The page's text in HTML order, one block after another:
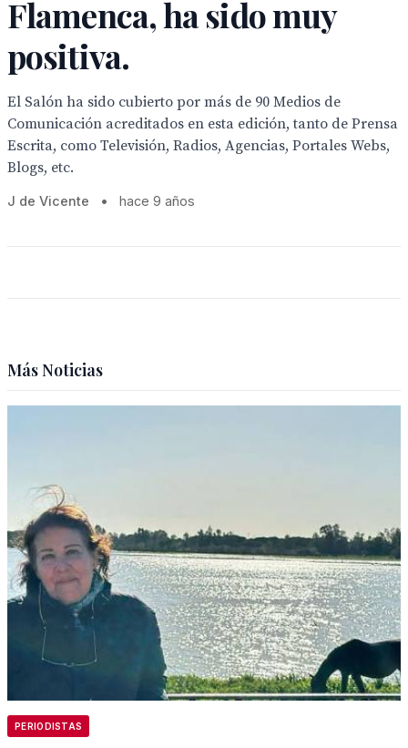
Flamenca, ha sido muy
positiva.
El Salón ha sido cubierto por más de 90 Medios de
Comunicación acreditados en esta edición, tanto de Prensa
Escrita, como Televisión, Radios, Agencias, Portales Webs,
Blogs, etc.
J de Vicente • hace 9 años
Más Noticias
PERIODISTAS